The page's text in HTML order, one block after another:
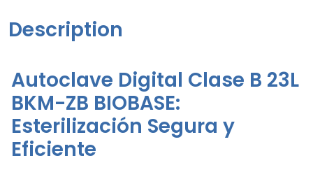
Description
Autoclave Digital Clase B 23L
BKM-ZB BIOBASE:
Esterilización Segura y
Eficiente